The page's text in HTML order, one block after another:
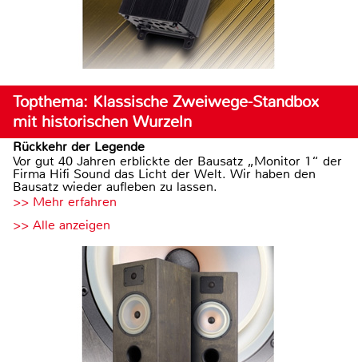
Topthema: Klassische Zweiwege-Standbox
mit historischen Wurzeln
Rückkehr der Legende
Vor gut 40 Jahren erblickte der Bausatz „Monitor 1“ der
Firma Hifi Sound das Licht der Welt. Wir haben den
Bausatz wieder aufleben zu lassen.
>> Mehr erfahren
>> Alle anzeigen